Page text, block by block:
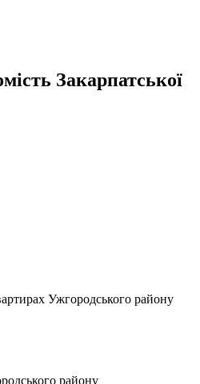
Закарпатської
Ужгородського району
району